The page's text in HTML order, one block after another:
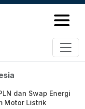
dan Swap Energi
Motor Listrik